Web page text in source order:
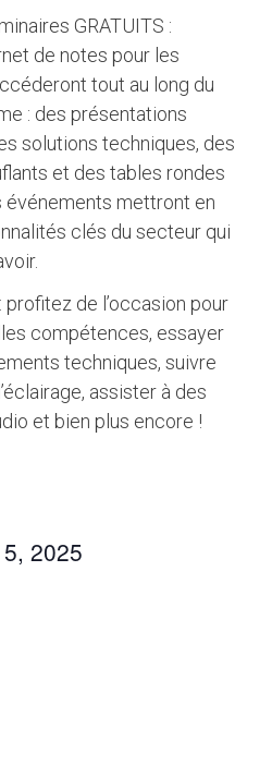
GRATUITS :
de notes pour les
tout au long du
: des présentations
solutions techniques, des
et des tables rondes
événements mettront en
clés du secteur qui
de l’occasion pour
compétences, essayer
techniques, suivre
assister à des
et bien plus encore !
2025